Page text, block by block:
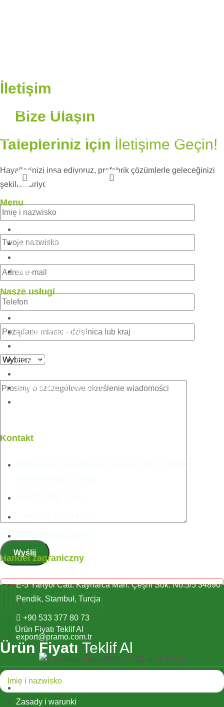
naszym zakładzie produkcyjnym o powierzchni 14500 m2
jesteśmy profesjonalnym partnerem w zakresie
prefabrykowanych, kontenerowych, ciężkich i lekkich
stalowych systemów budowlanych oraz alternatywnych
produktów prefabrykowanych.
Menu
Nasze usługi
blog
Nasze usługi
Struktury hybrydowe
Pojemnik
Budynki prefabrykowane
Kontakt
Pelitli Köyü, Yeni Mezarlık Yolu Cd. No:77 41480
Handel zagraniczny
E-5 Yanyol Cad. Kaynarca Mah. Çeşni Sok. No:5/5 34890
Pendik, Stambuł, Turcja
+90 533 377 80 73
export@pramo.com.tr
Tekst wyjaśniający KVKK i prywatność
Zasady i warunki
İletişim
Bize Ulaşın
Talepleriniz için İletişime Geçin!
Hayallerinizi inşa ediyoruz, prefabrik çözümlerle geleceğinizi
şekillendiriyoruz!
İletişim
Ürün Fiyatı Teklif Al
Ürün Fiyatı Teklif Al